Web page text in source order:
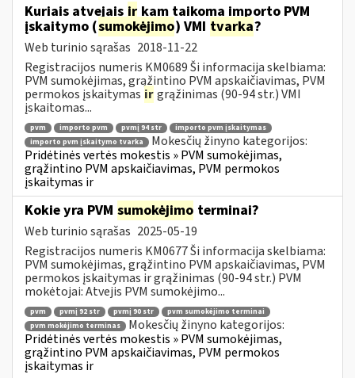
Kuriais atvejais ir kam taikoma importo PVM
įskaitymo (sumokėjimo) VMI tvarka?
Web turinio sąrašas 2018-11-22
Registracijos numeris KM0689 Ši informacija skelbiama:
PVM sumokėjimas, grąžintino PVM apskaičiavimas, PVM
permokos įskaitymas irgrąžinimas (90-94 str.) VMI
įskaitomas...
pvm importo pvm pvmį 94 str
importo pvm įskaitymas
importo pvm įskaitymo tvarka
Mokesčių žinyno kategorijos:
Pridėtinės vertės mokestis » PVM sumokėjimas,
grąžintino PVM apskaičiavimas, PVM permokos
įskaitymas ir
Kokie yra PVM sumokėjimo terminai?
Web turinio sąrašas 2025-05-19
Registracijos numeris KM0677 Ši informacija skelbiama:
PVM sumokėjimas, grąžintino PVM apskaičiavimas, PVM
permokos įskaitymas ir grąžinimas (90-94 str.) PVM
mokėtojai: Atvejis PVM sumokėjimo...
pvm pvmį 92 str pvmį 90 str
pvm sumokėjimo terminai
pvm mokėjimo terminas
Mokesčių žinyno kategorijos:
Pridėtinės vertės mokestis » PVM sumokėjimas,
grąžintino PVM apskaičiavimas, PVM permokos
įskaitymas ir